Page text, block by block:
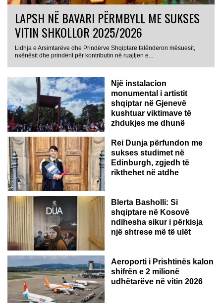
LAPSH NË BAVARI PËRMBYLL ME SUKSES
VITIN SHKOLLOR 2025/2026
Lidhja e Arsimtarëve dhe Prindërve Shqiptarë falënderon mësuesit,
nxënësit dhe prindërit për kontributin në ruajtjen e...
Një instalacion
monumental i artistit
shqiptar në Gjenevë
kushtuar viktimave të
zhdukjes me dhunë
Rei Dunja përfundon me
sukses studimet në
Edinburgh, zgjedh të
rikthehet në atdhe
Blerta Basholli: Si
shqiptare në Kosovë
ndihesha sikur i përkisja
një shtrese më të ulët
Aeroporti i Prishtinës kalon
shifrën e 2 milionë
udhëtarëve në vitin 2026